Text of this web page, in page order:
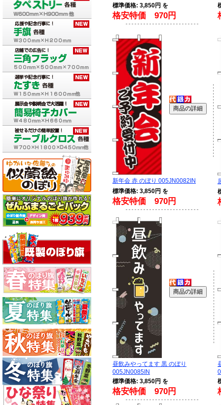
標準価格: 3,850円 を
格安特価 970円
新年会 赤 のぼり 005JN0082IN
標準価格: 3,850円 を
格安特価 970円
昼飲みやってます 黒 のぼり
005JN0085IN
標準価格: 3,850円 を
格安特価 970円